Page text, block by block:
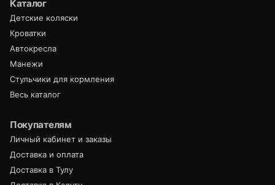
Каталог
Детские коляски
Кроватки
Автокресла
Манежи
Стульчики для кормления
Весь каталог
Покупателям
Личный кабинет и заказы
Доставка и оплата
Доставка в Тулу